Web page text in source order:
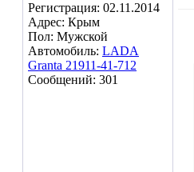
Регистрация: 02.11.2014
Адрес: Крым
Пол: Мужской
Автомобиль: LADA
Granta 21911-41-712
Сообщений: 301